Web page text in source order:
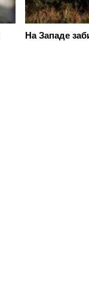
На Западе